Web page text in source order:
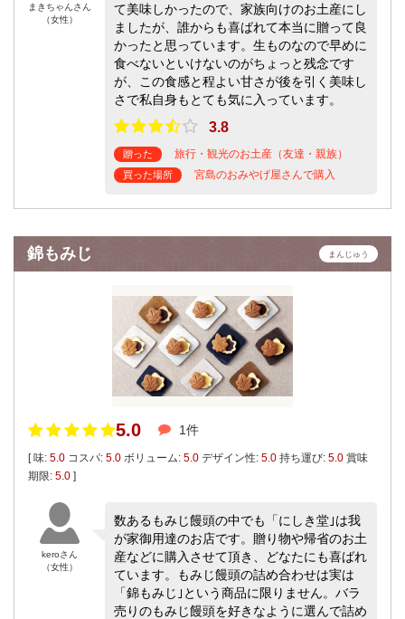
まきちゃんさん
（女性）
て美味しかったので、家族向けのお土産にし
ましたが、誰からも喜ばれて本当に贈って良
かったと思っています。生ものなので早めに
食べないといけないのがちょっと残念です
が、この食感と程よい甘さが後を引く美味し
さで私自身もとても気に入っています。
3.8
贈った 旅行・観光のお土産（友達・親族）
買った場所 宮島のおみやげ屋さんで購入
錦もみじ まんじゅう
5.0 1件
[ 味: 5.0 コスパ: 5.0 ボリューム: 5.0 デザイン性: 5.0 持ち運び: 5.0 賞味
期限: 5.0 ]
keroさん
（女性）
数あるもみじ饅頭の中でも「にしき堂｣は我
が家御用達のお店です。贈り物や帰省のお土
産などに購入させて頂き、どなたにも喜ばれ
ています。もみじ饅頭の詰め合わせは実は
「錦もみじ｣という商品に限りません。バラ
売りのもみじ饅頭を好きなように選んで詰め